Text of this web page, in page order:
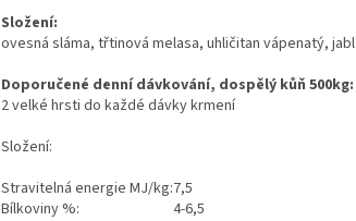
Složení:
ovesná sláma, třtinová melasa, uhličitan vápenatý,
Doporučené denní dávkování, dospělý kůň 500kg:
2 velké hrsti do každé dávky krmení
Složení:
Stravitelná energie MJ/kg:7,5
Bílkoviny %:
4-6,5